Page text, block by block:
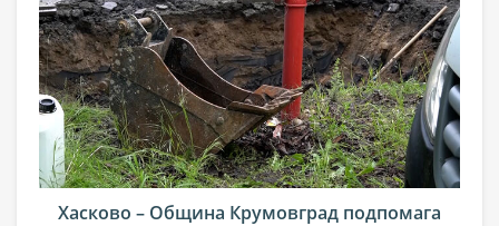
Хасково – Община Крумовград подпомага